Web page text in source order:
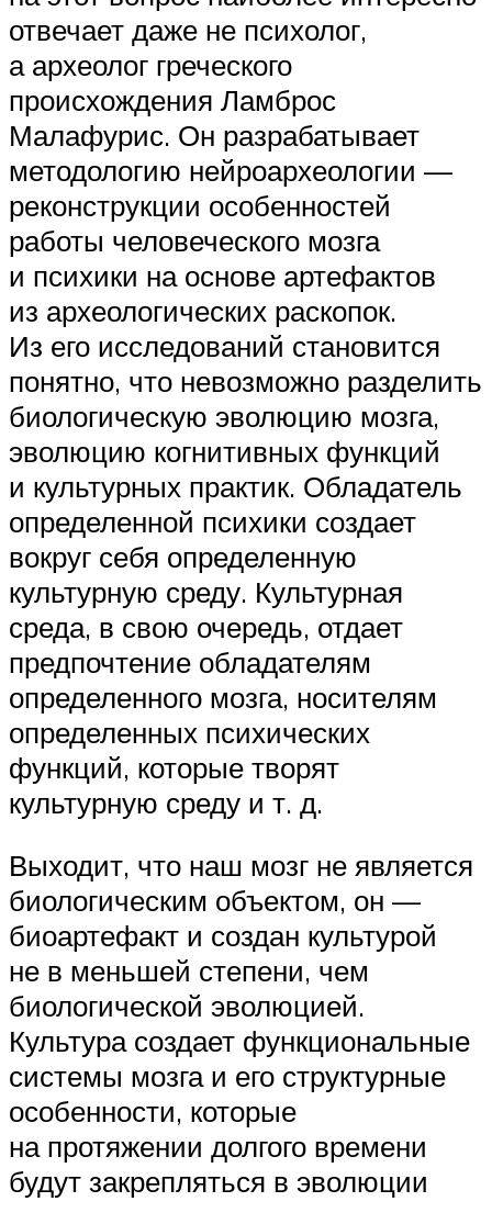
отвечает даже не психолог,
а археолог греческого
происхождения Ламброс
Малафурис. Он разрабатывает
методологию нейроархеологии —
реконструкции особенностей
работы человеческого мозга
и психики на основе артефактов
из археологических раскопок.
Из его исследований становится
понятно, что невозможно разделить
биологическую эволюцию мозга,
эволюцию когнитивных функций
и культурных практик. Обладатель
определенной психики создает
вокруг себя определенную
культурную среду. Культурная
среда, в свою очередь, отдает
предпочтение обладателям
определенного мозга, носителям
определенных психических
функций, которые творят
культурную среду и т. д.
Выходит, что наш мозг не является
биологическим объектом, он —
биоартефакт и создан культурой
не в меньшей степени, чем
биологической эволюцией.
Культура создает функциональные
системы мозга и его структурные
особенности, которые
на протяжении долгого времени
будут закрепляться в эволюции